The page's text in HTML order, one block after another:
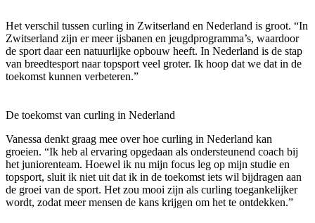
Het verschil tussen curling in Zwitserland en Nederland is groot. “In
Zwitserland zijn er meer ijsbanen en jeugdprogramma’s, waardoor
de sport daar een natuurlijke opbouw heeft. In Nederland is de stap
van breedtesport naar topsport veel groter. Ik hoop dat we dat in de
toekomst kunnen verbeteren.”
De toekomst van curling in Nederland
Vanessa denkt graag mee over hoe curling in Nederland kan
groeien. “Ik heb al ervaring opgedaan als ondersteunend coach bij
het juniorenteam. Hoewel ik nu mijn focus leg op mijn studie en
topsport, sluit ik niet uit dat ik in de toekomst iets wil bijdragen aan
de groei van de sport. Het zou mooi zijn als curling toegankelijker
wordt, zodat meer mensen de kans krijgen om het te ontdekken.”